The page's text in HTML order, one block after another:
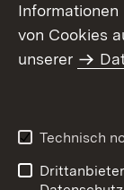
Inhaltsübersicht
Datenschutz
von Cookies
unserer
Technisch